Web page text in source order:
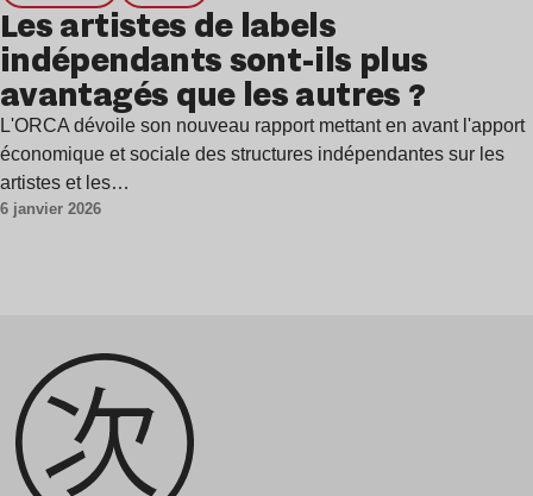
Les artistes de labels
indépendants sont-ils plus
avantagés que les autres ?
L'ORCA dévoile son nouveau rapport mettant en avant l'apport
économique et sociale des structures indépendantes sur les
artistes et les…
6 janvier 2026